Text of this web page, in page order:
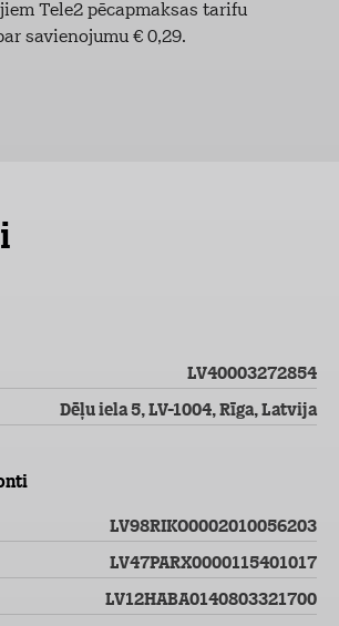
Tele2 pēcapmaksas tarifu
savienojumu € 0,29.
LV40003272854
Dēļu iela 5, LV-1004, Rīga, Latvija
LV98RIKO0002010056203
LV47PARX0000115401017
LV12HABA0140803321700